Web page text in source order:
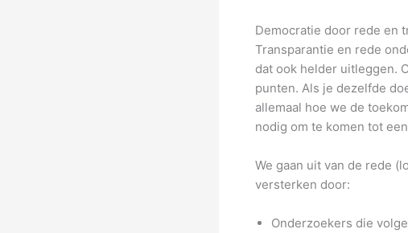
Democratie door rede en
Transparantie en rede
dat ook helder uitleggen.
punten. Als je dezelfde
allemaal hoe we de
nodig om te komen tot
We gaan uit van de rede
versterken door:
Onderzoekers die